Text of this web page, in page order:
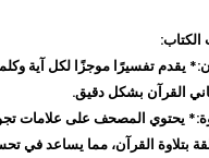
يقدم تفسيرًا موجزًا لكل آية
القرآن بشكل دقيق.
يحتوي المصحف على علامات
بتلاوة القرآن، مما يساعد في